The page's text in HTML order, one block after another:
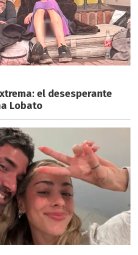
el desesperante
Lobato